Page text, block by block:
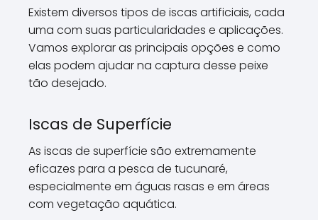
Existem diversos tipos de iscas artificiais, cada
uma com suas particularidades e aplicações.
Vamos explorar as principais opções e como
elas podem ajudar na captura desse peixe
tão desejado.
Iscas de Superfície
As iscas de superfície são extremamente
eficazes para a pesca de tucunaré,
especialmente em águas rasas e em áreas
com vegetação aquática.